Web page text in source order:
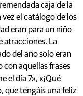
caja de la
el catálogo de los
eran para un niño
atracciones. La
del año solo eran
aquellas frases
el día 7», «¡Qué
que tengáis una feliz